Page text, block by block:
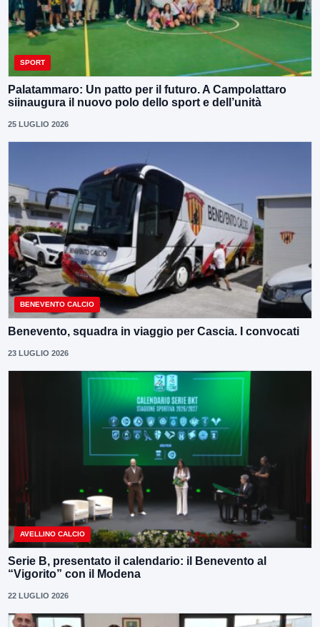
SPORT
Palatammaro: Un patto per il futuro. A Campolattaro
siinaugura il nuovo polo dello sport e dell’unità
25 LUGLIO 2026
BENEVENTO CALCIO
Benevento, squadra in viaggio per Cascia. I convocati
23 LUGLIO 2026
AVELLINO CALCIO
Serie B, presentato il calendario: il Benevento al
“Vigorito” con il Modena
22 LUGLIO 2026